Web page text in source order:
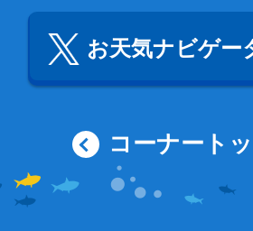
お天気ナビゲー
コーナート